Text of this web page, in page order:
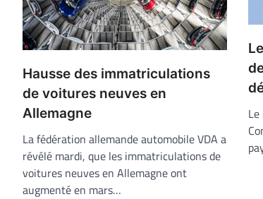
Hausse des immatriculations
de voitures neuves en
Allemagne
La fédération allemande automobile VDA a
révélé mardi, que les immatriculations de
voitures neuves en Allemagne ont
augmenté en mars…